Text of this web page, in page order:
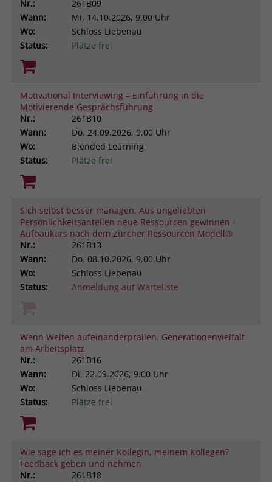
Nr.:
261B09
Wann:
Mi. 14.10.2026, 9.00 Uhr
Wo:
Schloss Liebenau
Status:
Plätze frei
Motivational Interviewing – Einführung in die
Motivierende Gesprächsführung
Nr.:
261B10
Wann:
Do. 24.09.2026, 9.00 Uhr
Wo:
Blended Learning
Status:
Plätze frei
Sich selbst besser managen. Aus ungeliebten
Persönlichkeitsanteilen neue Ressourcen gewinnen -
Aufbaukurs nach dem Zürcher Ressourcen Modell®
Nr.:
261B13
Wann:
Do. 08.10.2026, 9.00 Uhr
Wo:
Schloss Liebenau
Status:
Anmeldung auf Warteliste
Wenn Welten aufeinanderprallen. Generationenvielfalt
am Arbeitsplatz
Nr.:
261B16
Wann:
Di. 22.09.2026, 9.00 Uhr
Wo:
Schloss Liebenau
Status:
Plätze frei
Wie sage ich es meiner Kollegin, meinem Kollegen?
Feedback geben und nehmen
Nr.:
261B18